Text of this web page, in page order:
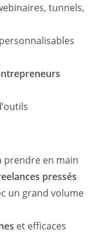
tunnels,
prendre en main
pressés
un grand volume
et efficaces